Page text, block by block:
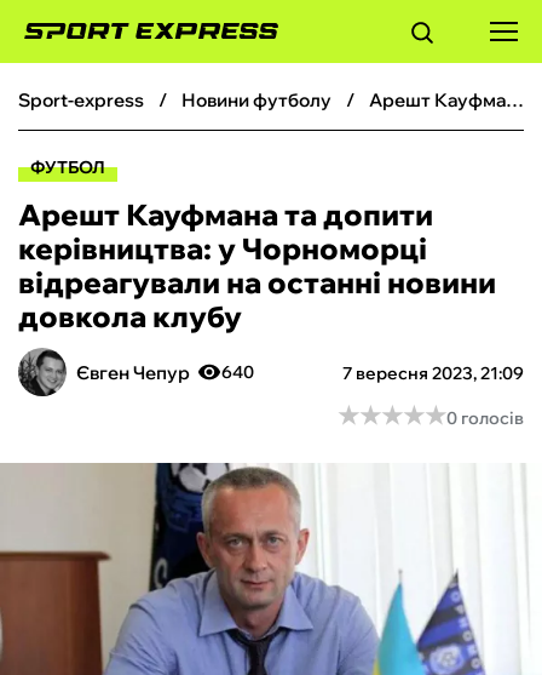
ФУТБОЛ
БОКС
ХОКЕЙ
ТЕНІС
КІБЕРСПОРТ
ФУТЗАЛ
sport-express новини футболу Арешт Кауфмана та допити керівництва: у Чорноморці відреагували на останні новини довкола клубу
ФУТБОЛ
Арешт Кауфмана та допити
керівництва: у Чорноморці
відреагували на останні новини
довкола клубу
Євген Чепур 7 вересня 2023, 21:09
640
★★★★★
★★★★★0 голосів